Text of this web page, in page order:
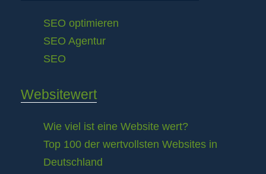
SEO optimieren
SEO Agentur
SEO
Websitewert
Wie viel ist eine Website wert?
Top 100 der wertvollsten Websites in
Deutschland